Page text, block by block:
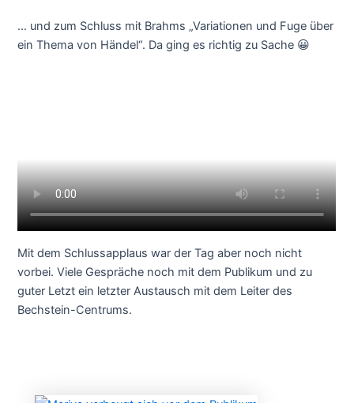
… und zum Schluss mit Brahms „Variationen und Fuge über
ein Thema von Händel“. Da ging es richtig zu Sache 😀
Mit dem Schlussapplaus war der Tag aber noch nicht
vorbei. Viele Gespräche noch mit dem Publikum und zu
guter Letzt ein letzter Austausch mit dem Leiter des
Bechstein-Centrums.